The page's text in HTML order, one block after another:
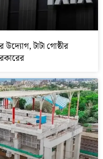
উদ্যোগ, টাটা গোষ্ঠীর